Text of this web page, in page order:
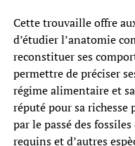
Cette trouvaille offre
d’étudier l’anatomie
reconstituer ses
permettre de préciser
régime alimentaire et
réputé pour sa
par le passé des
requins et d’autres